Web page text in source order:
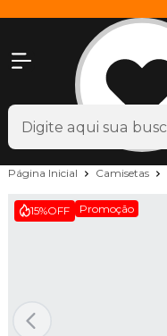
Página Inicial Camisetas
15%OFF Promoção